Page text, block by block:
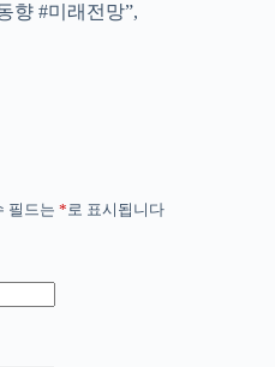
향 #미래전망”,
필드는 *로 표시됩니다